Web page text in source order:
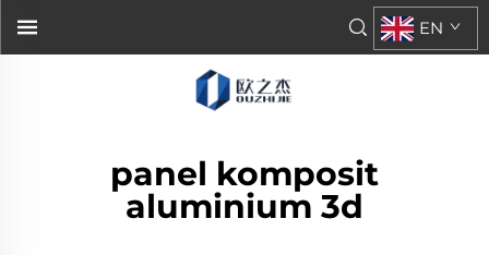
EN
panel komposit
aluminium 3d